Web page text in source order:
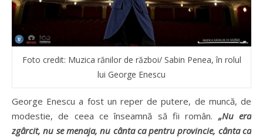
Foto credit: Muzica rănilor de război/ Sabin Penea, în rolul
lui George Enescu
George Enescu a fost un reper de putere, de muncă, de
modestie, de ceea ce înseamnă să fii român. „Nu era
zgârcit, nu se menaja, nu cânta ca pentru provincie, cânta ca